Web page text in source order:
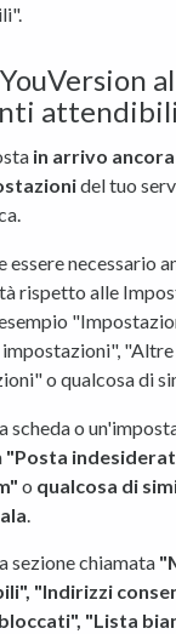
attendibili
in arrivo
del tuo
essere necessario
rispetto alle
"Altre
o qualcosa di
scheda o
"Posta
o qualcosa di
sezione chiamata
"Indirizzi
"Lista